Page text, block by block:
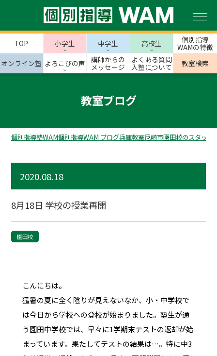
TOP 小学生 中学生 高校生
個別指導
WAMの特徴
オンライン塾 よろこびの声
講師からの
メッセージ
よくある質問
入塾について
教室検索
教室ブログ
個別指導塾WAM個別指導WAM ブログ兵庫教室尼崎市園田校のスタッフ
2020.08.18
8月18日 学校の授業再開
園田校
こんにちは。
猛暑の夏に全く陰りが見えないなか、小・中学校で
は今日から学校への登校が始まりました。塾生が通
う園田中学校では、早々に1学期末テストの返却が始
まっています。果たしてテストの結果は…。特に中3